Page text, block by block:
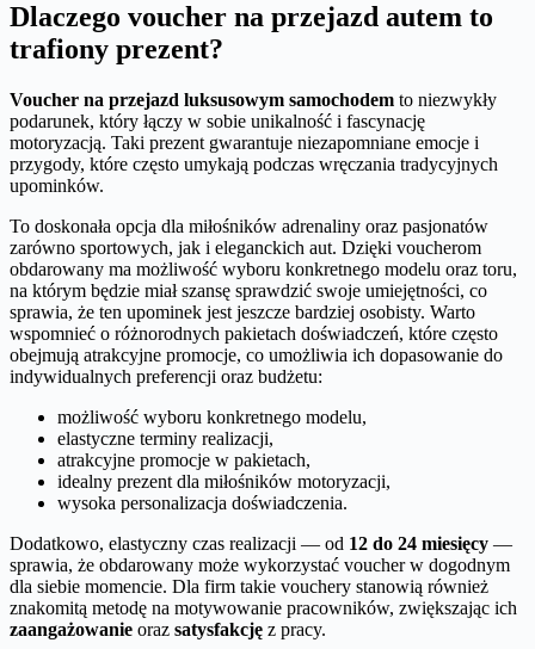
Dlaczego voucher na przejazd autem to
trafiony prezent?
Voucher na przejazd luksusowym samochodem to niezwykły
podarunek, który łączy w sobie unikalność i fascynację
motoryzacją. Taki prezent gwarantuje niezapomniane emocje i
przygody, które często umykają podczas wręczania tradycyjnych
upominków.
To doskonała opcja dla miłośników adrenaliny oraz pasjonatów
zarówno sportowych, jak i eleganckich aut. Dzięki voucherom
obdarowany ma możliwość wyboru konkretnego modelu oraz toru,
na którym będzie miał szansę sprawdzić swoje umiejętności, co
sprawia, że ten upominek jest jeszcze bardziej osobisty. Warto
wspomnieć o różnorodnych pakietach doświadczeń, które często
obejmują atrakcyjne promocje, co umożliwia ich dopasowanie do
indywidualnych preferencji oraz budżetu:
możliwość wyboru konkretnego modelu,
elastyczne terminy realizacji,
atrakcyjne promocje w pakietach,
idealny prezent dla miłośników motoryzacji,
wysoka personalizacja doświadczenia.
Dodatkowo, elastyczny czas realizacji — od 12 do 24 miesięcy —
sprawia, że obdarowany może wykorzystać voucher w dogodnym
dla siebie momencie. Dla firm takie vouchery stanowią również
znakomitą metodę na motywowanie pracowników, zwiększając ich
zaangażowanie oraz satysfakcję z pracy.